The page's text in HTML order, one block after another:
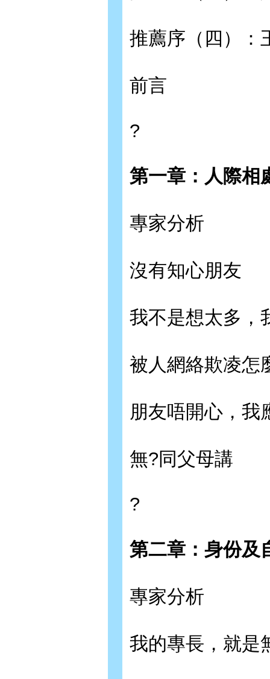
推薦序（四）：
前言
?
第一章：人際相
專家分析
沒有知心朋友
我不是想太多，
被人網絡欺凌怎
朋友唔開心，我
無?同父母講
?
第二章：身份及
專家分析
我的專長，就是